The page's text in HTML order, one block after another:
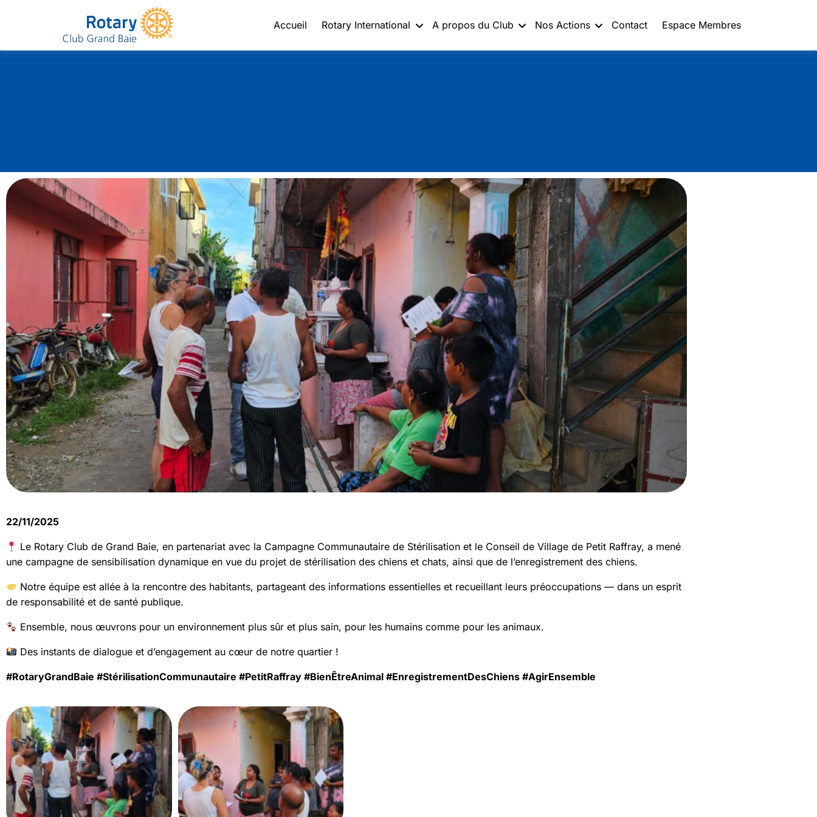
Accueil Rotary International A propos du Club Nos Actions Contact Espace Membres
Préparation de la Campagne de stérilisation et
d’enregistrement des chiens et chats
22/11/2025
Le Rotary Club de Grand Baie, en partenariat avec la Campagne Communautaire de Stérilisation et le Conseil de Village de Petit Raffray, a mené
une campagne de sensibilisation dynamique en vue du projet de stérilisation des chiens et chats, ainsi que de l’enregistrement des chiens.
Notre équipe est allée à la rencontre des habitants, partageant des informations essentielles et recueillant leurs préoccupations — dans un esprit
de responsabilité et de santé publique.
Ensemble, nous œuvrons pour un environnement plus sûr et plus sain, pour les humains comme pour les animaux.
Des instants de dialogue et d’engagement au cœur de notre quartier !
#RotaryGrandBaie #StérilisationCommunautaire #PetitRaffray #BienÊtreAnimal #EnregistrementDesChiens #AgirEnsemble